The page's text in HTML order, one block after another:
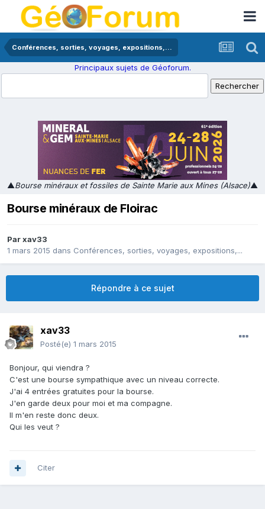
Conférences, sorties, voyages, expositions,...
Principaux sujets de Géoforum.
▲Bourse minéraux et fossiles de Sainte Marie aux Mines (Alsace)▲
Bourse minéraux de Floirac
Parxav33
1 mars 2015 dans Conférences, sorties, voyages, expositions,...
Répondre à ce sujet
xav33
Posté(e) 1 mars 2015
Bonjour, qui viendra ?
C'est une bourse sympathique avec un niveau correcte.
J'ai 4 entrées gratuites pour la bourse.
J'en garde deux pour moi et ma compagne.
Il m'en reste donc deux.
Qui les veut ?
Citer